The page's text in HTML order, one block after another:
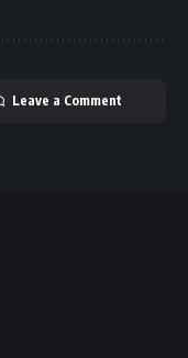
Leave a Comment